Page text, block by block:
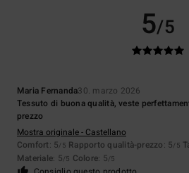
5/5
Maria Fernanda30. marzo 2026
Tessuto di buona qualità, veste
prezzo
Mostra originale - Castellano
Comfort: 5/5 Rapporto qualità-prezzo: 5/5
Materiale: 5/5 Colore: 5/5